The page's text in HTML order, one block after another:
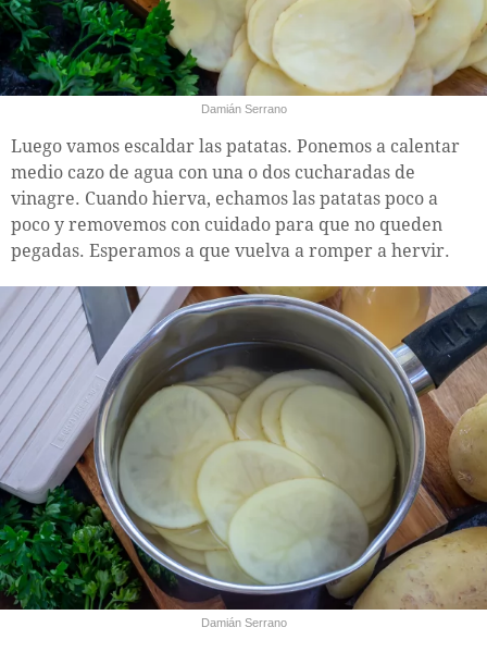
Damián Serrano
Luego vamos escaldar las patatas. Ponemos a calentar
medio cazo de agua con una o dos cucharadas de
vinagre. Cuando hierva, echamos las patatas poco a
poco y removemos con cuidado para que no queden
pegadas. Esperamos a que vuelva a romper a hervir.
Damián Serrano